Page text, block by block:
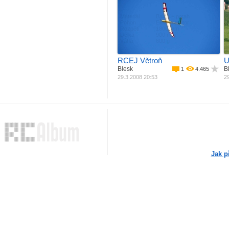
Balza + potah
Elektro motor
1800 mm
900 mm
RCEJ Větroň
1 4.465
Blesk
29.3.2008 20:53
Jak